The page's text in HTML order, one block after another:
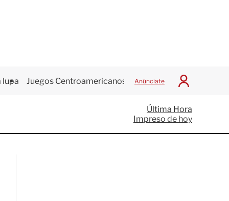
lupa Juegos Centroamericanos Anúnciate
I
c
i
a
Última Hora
Impreso de hoy